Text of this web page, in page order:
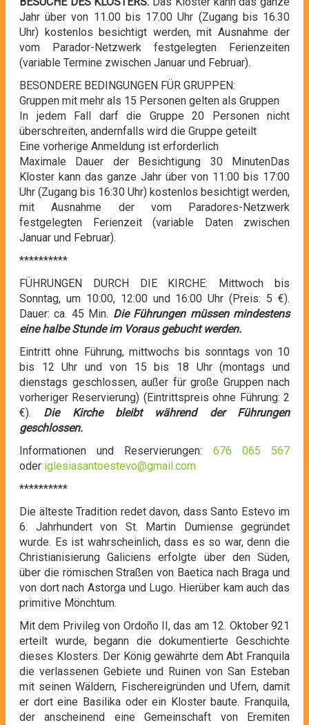
Jahr über von 11.00 bis 17.00 Uhr (Zugang bis 16.30
Uhr) kostenlos besichtigt werden, mit Ausnahme der
vom Parador-Netzwerk festgelegten Ferienzeiten
(variable Termine zwischen Januar und Februar).
BESONDERE BEDINGUNGEN FÜR GRUPPEN:
Gruppen mit mehr als 15 Personen gelten als Gruppen
In jedem Fall darf die Gruppe 20 Personen nicht
überschreiten, andernfalls wird die Gruppe geteilt
Eine vorherige Anmeldung ist erforderlich
Maximale Dauer der Besichtigung 30 MinutenDas
Kloster kann das ganze Jahr über von 11:00 bis 17:00
Uhr (Zugang bis 16:30 Uhr) kostenlos besichtigt werden,
mit Ausnahme der vom Paradores-Netzwerk
festgelegten Ferienzeit (variable Daten zwischen
Januar und Februar).
**********
FÜHRUNGEN DURCH DIE KIRCHE: Mittwoch bis
Sonntag, um 10:00, 12:00 und 16:00 Uhr (Preis: 5 €).
Dauer: ca. 45 Min. Die Führungen müssen mindestens
eine halbe Stunde im Voraus gebucht werden.
Eintritt ohne Führung, mittwochs bis sonntags von 10
bis 12 Uhr und von 15 bis 18 Uhr (montags und
dienstags geschlossen, außer für große Gruppen nach
vorheriger Reservierung) (Eintrittspreis ohne Führung: 2
€). Die Kirche bleibt während der Führungen
geschlossen.
Informationen und Reservierungen: 676 065 567
oder iglesiasantoestevo@gmail.com
**********
Die älteste Tradition redet davon, dass Santo Estevo im
6. Jahrhundert von St. Martin Dumiense gegründet
wurde. Es ist wahrscheinlich, dass es so war, denn die
Christianisierung Galiciens erfolgte über den Süden,
über die römischen Straßen von Baetica nach Braga und
von dort nach Astorga und Lugo. Hierüber kam auch das
primitive Mönchtum.
Mit dem Privileg von Ordoño II, das am 12. Oktober 921
erteilt wurde, begann die dokumentierte Geschichte
dieses Klosters. Der König gewährte dem Abt Franquila
die verlassenen Gebiete und Ruinen von San Esteban
mit seinen Wäldern, Fischereigründen und Ufern, damit
er dort eine Basilika oder ein Kloster baute. Franquila,
der anscheinend eine Gemeinschaft von Eremiten